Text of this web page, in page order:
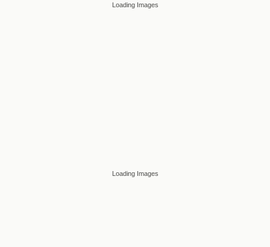
Loading Images
Loading Images